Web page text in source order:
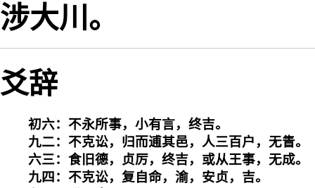
涉大川。
爻辞
初六：不永所事，小有言，终吉。
九二：不克讼，归而逋其邑，人三百户，无眚。
六三：食旧德，贞厉，终吉，或从王事，无成。
九四：不克讼，复自命，渝，安贞，吉。